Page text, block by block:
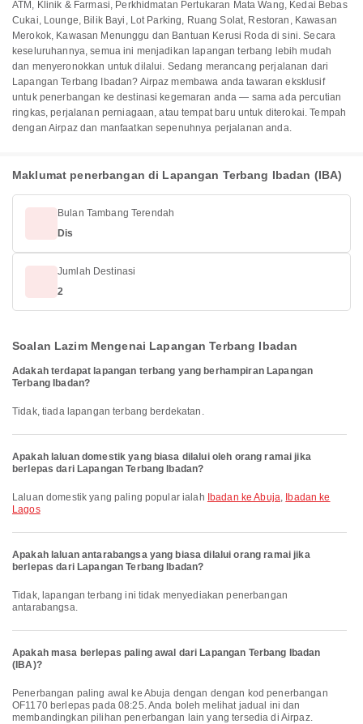
ATM, Klinik & Farmasi, Perkhidmatan Pertukaran Mata Wang, Kedai Bebas
Cukai, Lounge, Bilik Bayi, Lot Parking, Ruang Solat, Restoran, Kawasan
Merokok, Kawasan Menunggu dan Bantuan Kerusi Roda di sini. Secara
keseluruhannya, semua ini menjadikan lapangan terbang lebih mudah
dan menyeronokkan untuk dilalui. Sedang merancang perjalanan dari
Lapangan Terbang Ibadan? Airpaz membawa anda tawaran eksklusif
untuk penerbangan ke destinasi kegemaran anda — sama ada percutian
ringkas, perjalanan perniagaan, atau tempat baru untuk diterokai. Tempah
dengan Airpaz dan manfaatkan sepenuhnya perjalanan anda.
Maklumat penerbangan di Lapangan Terbang Ibadan (IBA)
Bulan Tambang Terendah
Dis
Jumlah Destinasi
2
Soalan Lazim Mengenai Lapangan Terbang Ibadan
Adakah terdapat lapangan terbang yang berhampiran Lapangan
Terbang Ibadan?
Tidak, tiada lapangan terbang berdekatan.
Apakah laluan domestik yang biasa dilalui oleh orang ramai jika
berlepas dari Lapangan Terbang Ibadan?
Laluan domestik yang paling popular ialah Ibadan ke Abuja, Ibadan ke
Lagos
Apakah laluan antarabangsa yang biasa dilalui orang ramai jika
berlepas dari Lapangan Terbang Ibadan?
Tidak, lapangan terbang ini tidak menyediakan penerbangan
antarabangsa.
Apakah masa berlepas paling awal dari Lapangan Terbang Ibadan
(IBA)?
Penerbangan paling awal ke Abuja dengan dengan kod penerbangan
OF1170 berlepas pada 08:25. Anda boleh melihat jadual ini dan
membandingkan pilihan penerbangan lain yang tersedia di Airpaz.